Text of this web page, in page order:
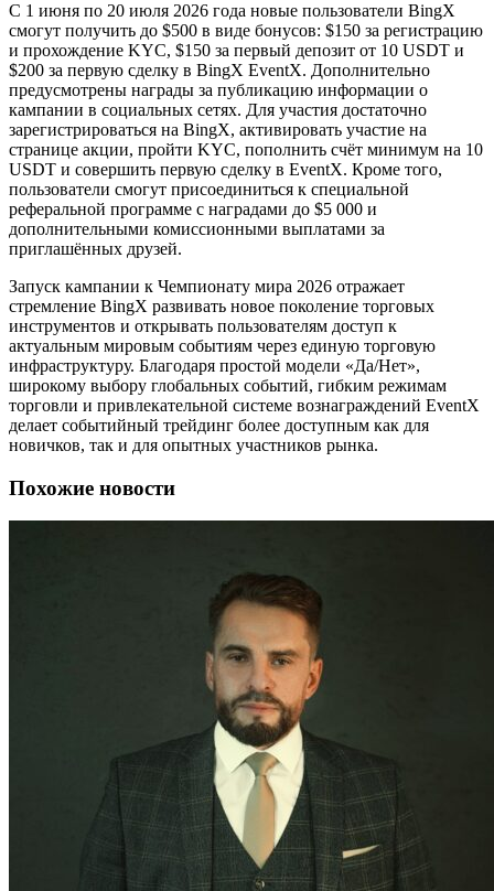
С 1 июня по 20 июля 2026 года новые пользователи BingX
смогут получить до $500 в виде бонусов: $150 за регистрацию
и прохождение KYC, $150 за первый депозит от 10 USDT и
$200 за первую сделку в BingX EventX. Дополнительно
предусмотрены награды за публикацию информации о
кампании в социальных сетях. Для участия достаточно
зарегистрироваться на BingX, активировать участие на
странице акции, пройти KYC, пополнить счёт минимум на 10
USDT и совершить первую сделку в EventX. Кроме того,
пользователи смогут присоединиться к специальной
реферальной программе с наградами до $5 000 и
дополнительными комиссионными выплатами за
приглашённых друзей.
Запуск кампании к Чемпионату мира 2026 отражает
стремление BingX развивать новое поколение торговых
инструментов и открывать пользователям доступ к
актуальным мировым событиям через единую торговую
инфраструктуру. Благодаря простой модели «Да/Нет»,
широкому выбору глобальных событий, гибким режимам
торговли и привлекательной системе вознаграждений EventX
делает событийный трейдинг более доступным как для
новичков, так и для опытных участников рынка.
Похожие новости